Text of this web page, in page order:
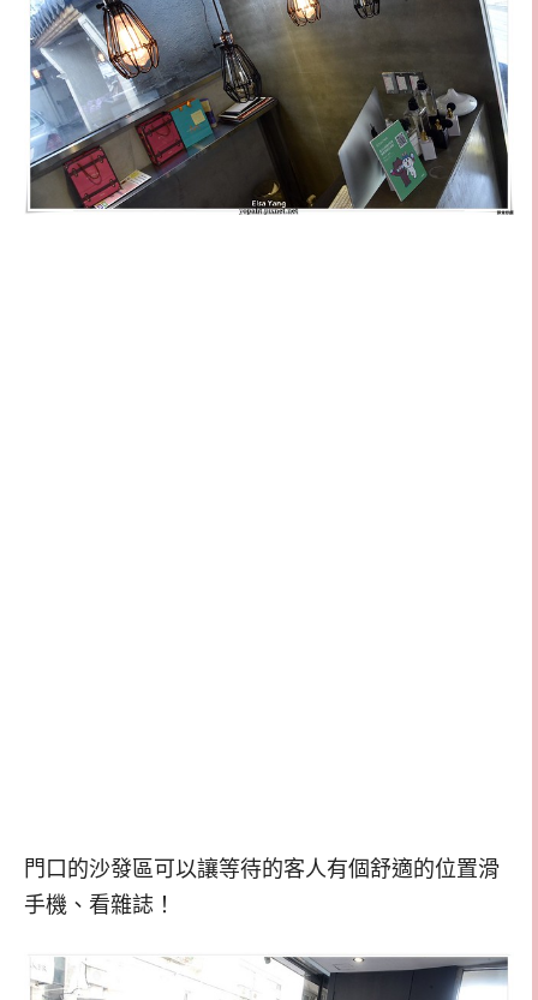
門口的沙發區可以讓等待的客人有個舒適的位置滑
手機、看雜誌！